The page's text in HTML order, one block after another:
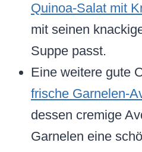
Quinoa-Salat mit
mit seinen
Suppe passt.
Eine weitere gute
frische Garnelen-
dessen cremige
Garnelen eine